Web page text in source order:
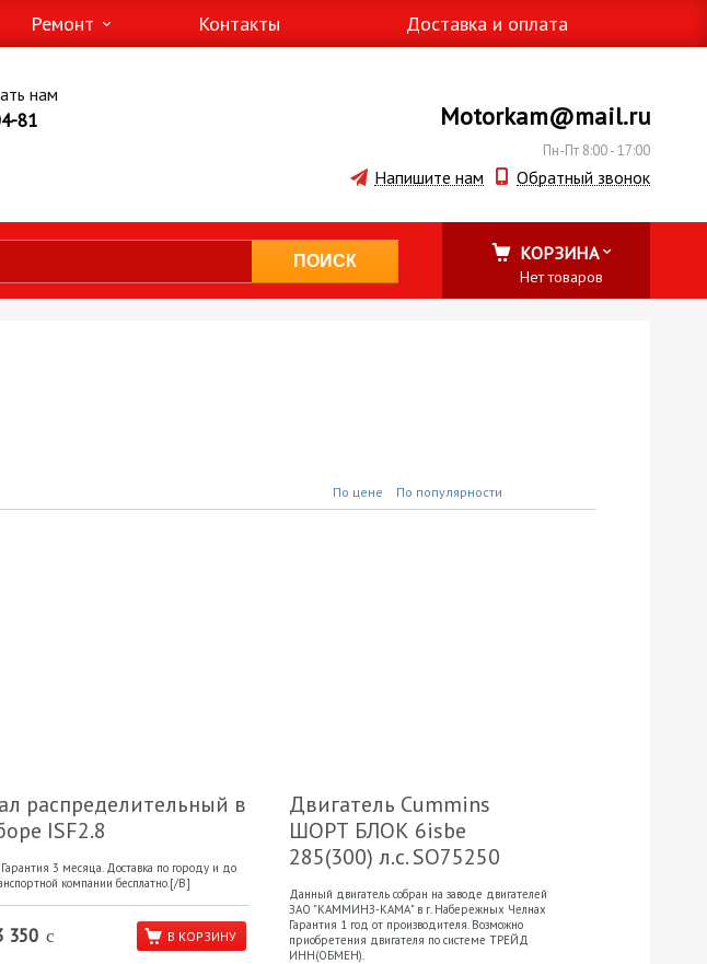
Ремонт Контакты Доставка и оплата
нам
81 Motorkam@mail.ru
Пн-Пт 8:00 - 17:00
Напишите нам Обратный звонок
КОРЗИНА
Нет товаров
По цене По популярности
распределительный в
ISF2.8
3 месяца. Доставка по городу и до
компании бесплатно.[/B]
350 c В КОРЗИНУ
Двигатель Cummins
ШОРТ БЛОК 6isbe
285(300) л.с. SO75250
Данный двигатель собран на заводе двигателей
ЗАО "КАММИНЗ-КАМА" в г. Набережных Челнах
Гарантия 1 год от производителя. Возможно
приобретения двигателя по системе ТРЕЙД
ИНН(ОБМЕН).